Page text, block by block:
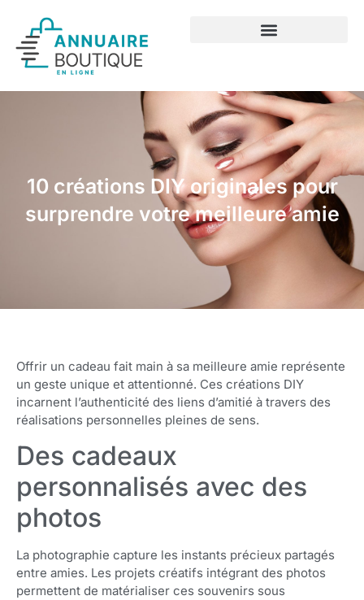
10 créations DIY originales pour
surprendre votre meilleure amie
Offrir un cadeau fait main à sa meilleure amie représente
un geste unique et attentionné. Ces créations DIY
incarnent l’authenticité des liens d’amitié à travers des
réalisations personnelles pleines de sens.
Des cadeaux
personnalisés avec des
photos
La photographie capture les instants précieux partagés
entre amies. Les projets créatifs intégrant des photos
permettent de matérialiser ces souvenirs sous